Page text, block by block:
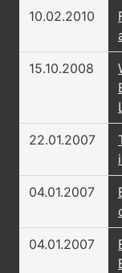
10.02.2010
15.10.2008
22.01.2007
04.01.2007
04.01.2007